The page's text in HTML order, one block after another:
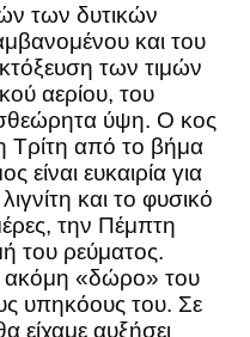
των δυτικών
και του
των τιμών
αερίου, του
ύψη. Ο κος
Τρίτη από το βήμα
είναι ευκαιρία για
και το φυσικό
την Πέμπτη
του ρεύματος.
ακόμη «δώρο» του
υπηκόους του. Σε
είχαμε αυξήσει